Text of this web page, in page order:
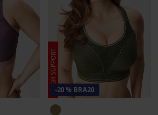
-20 % BRA20